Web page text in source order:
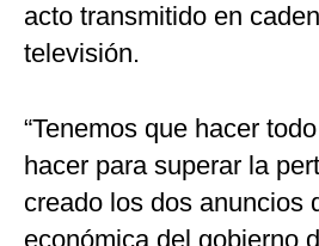
acto transmitido en
televisión.
“Tenemos que hacer
hacer para superar la
creado los dos anuncios
económica del gobierno